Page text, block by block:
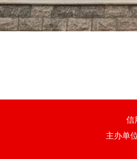
信
主办单